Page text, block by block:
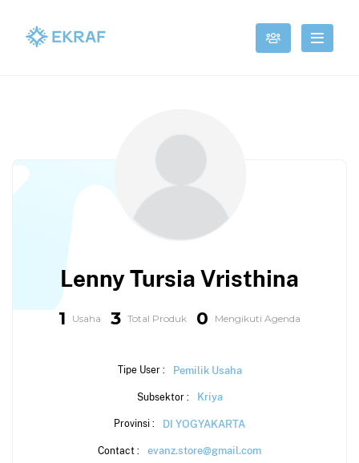
Lenny Tursia Vristhina
1 Usaha 3 Total Produk 0 Mengikuti Agenda
Tipe User : Pemilik Usaha
Subsektor : Kriya
Provinsi : DI YOGYAKARTA
Contact : evanz.store@gmail.com